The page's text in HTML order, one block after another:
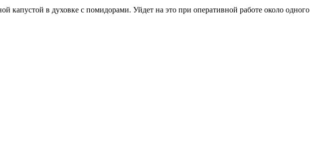
капустой в духовке с помидорами. Уйдет на это при оперативной работе около одного